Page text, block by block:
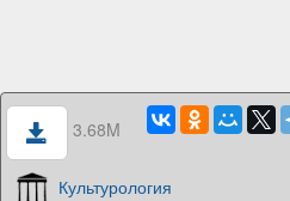
3.68M
Культурология